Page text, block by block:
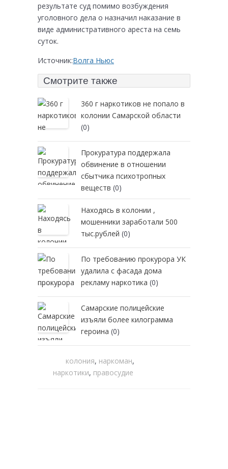
результате суд помимо возбуждения
уголовного дела о назначил наказание в
виде административного ареста на семь
суток.
Источник:Волга Ньюс
Смотрите также
360 г наркотиков не попало в
колонии Самарской области
(0)
Прокуратура поддержала
обвинение в отношении
сбытчика психотропных
веществ (0)
Находясь в колонии ,
мошенники заработали 500
тыс.рублей (0)
По требованию прокурора УК
удалила с фасада дома
рекламу наркотика (0)
Самарские полицейские
изъяли более килограмма
героина (0)
колония, наркоман,
наркотики, правосудие